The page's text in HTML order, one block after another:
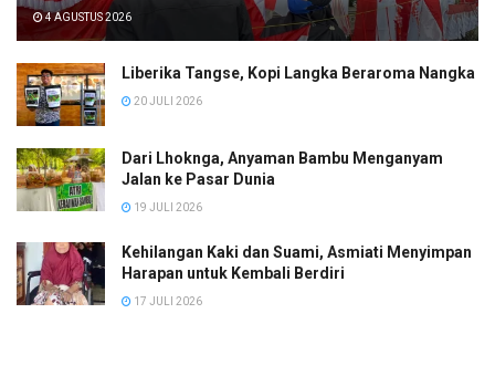
4 AGUSTUS 2026
Liberika Tangse, Kopi Langka Beraroma Nangka
20 JULI 2026
Dari Lhoknga, Anyaman Bambu Menganyam
Jalan ke Pasar Dunia
19 JULI 2026
Kehilangan Kaki dan Suami, Asmiati Menyimpan
Harapan untuk Kembali Berdiri
17 JULI 2026